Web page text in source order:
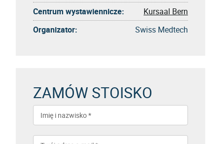
Centrum wystawiennicze:
Kursaal Bern
Organizator:
Swiss Medtech
ZAMÓW STOISKO